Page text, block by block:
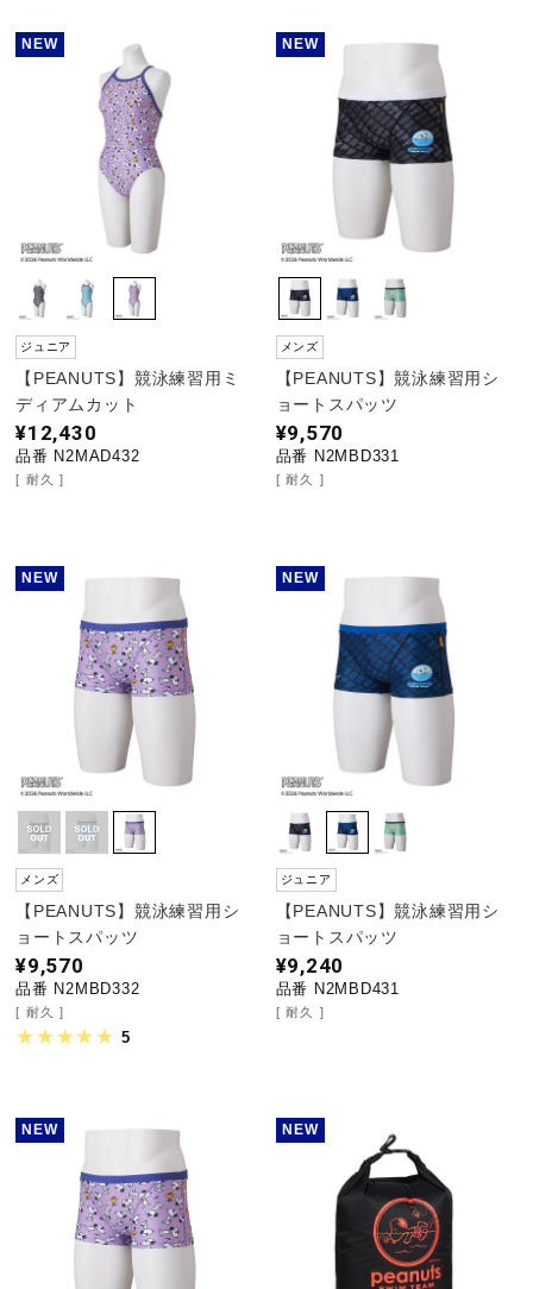
NEW
ジュニア
【PEANUTS】競泳練習用ミ
ディアムカット
¥12,430
品番 N2MAD432
耐久
NEW
メンズ
【PEANUTS】競泳練習用シ
ョートスパッツ
¥9,570
品番 N2MBD331
耐久
NEW
メンズ
【PEANUTS】競泳練習用シ
ョートスパッツ
¥9,570
品番 N2MBD332
耐久
5
NEW
ジュニア
【PEANUTS】競泳練習用シ
ョートスパッツ
¥9,240
品番 N2MBD431
耐久
NEW NEW